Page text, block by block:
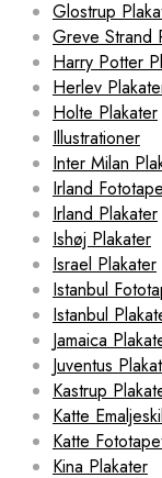
Glostrup
Greve Strand
Harry Potter
Herlev
Holte Plakater
Illustrationer
Inter Milan
Irland
Irland Plakater
Ishøj Plakater
Israel Plakater
Istanbul
Istanbul
Jamaica
Juventus
Kastrup
Katte
Katte
Kina Plakater